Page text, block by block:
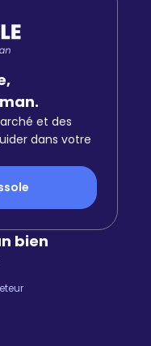
et des
dans votre
bien